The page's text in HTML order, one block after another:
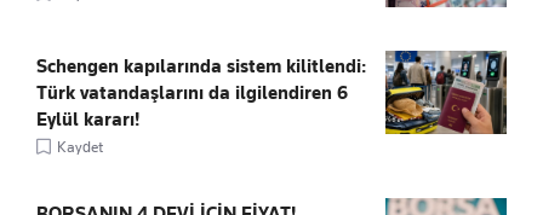
Schengen kapılarında sistem kilitlendi:
Türk vatandaşlarını da ilgilendiren 6
Eylül kararı!
Kaydet